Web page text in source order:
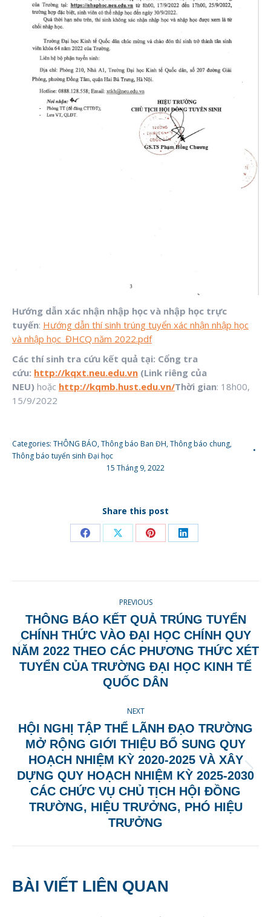
Hướng dẫn xác nhận nhập học và nhập học trực
tuyến: Hướng dẫn thí sinh trúng tuyển xác nhận nhập học
và nhập học_ĐHCQ năm 2022.pdf
Các thí sinh tra cứu kết quả tại: Cổng tra
cứu: http://kqxt.neu.edu.vn (Link riêng của
NEU) hoặc http://kqmb.hust.edu.vn/Thời gian: 18h00,
15/9/2022
Categories: THÔNG BÁO,Thông báo Ban ĐH,Thông báo chung,
Thông báo tuyển sinh Đại học
15 Tháng 9, 2022
Share this post
Share
Facebook
Share
X
Share
Pinterest
Share
LinkedIn
NAVIGATION
PREVIOUS
Previous
post:
THÔNG BÁO KẾT QUẢ TRÚNG TUYỂN
CHÍNH THỨC VÀO ĐẠI HỌC CHÍNH QUY
NĂM 2022 THEO CÁC PHƯƠNG THỨC XÉT
TUYỂN CỦA TRƯỜNG ĐẠI HỌC KINH TẾ
QUỐC DÂN
NEXT
Next
post:
HỘI NGHỊ TẬP THỂ LÃNH ĐẠO TRƯỜNG
MỞ RỘNG GIỚI THIỆU BỔ SUNG QUY
HOẠCH NHIỆM KỲ 2020-2025 VÀ XÂY
DỰNG QUY HOẠCH NHIỆM KỲ 2025-2030
CÁC CHỨC VỤ CHỦ TỊCH HỘI ĐỒNG
TRƯỜNG, HIỆU TRƯỞNG, PHÓ HIỆU
TRƯỞNG
BÀI VIẾT LIÊN QUAN